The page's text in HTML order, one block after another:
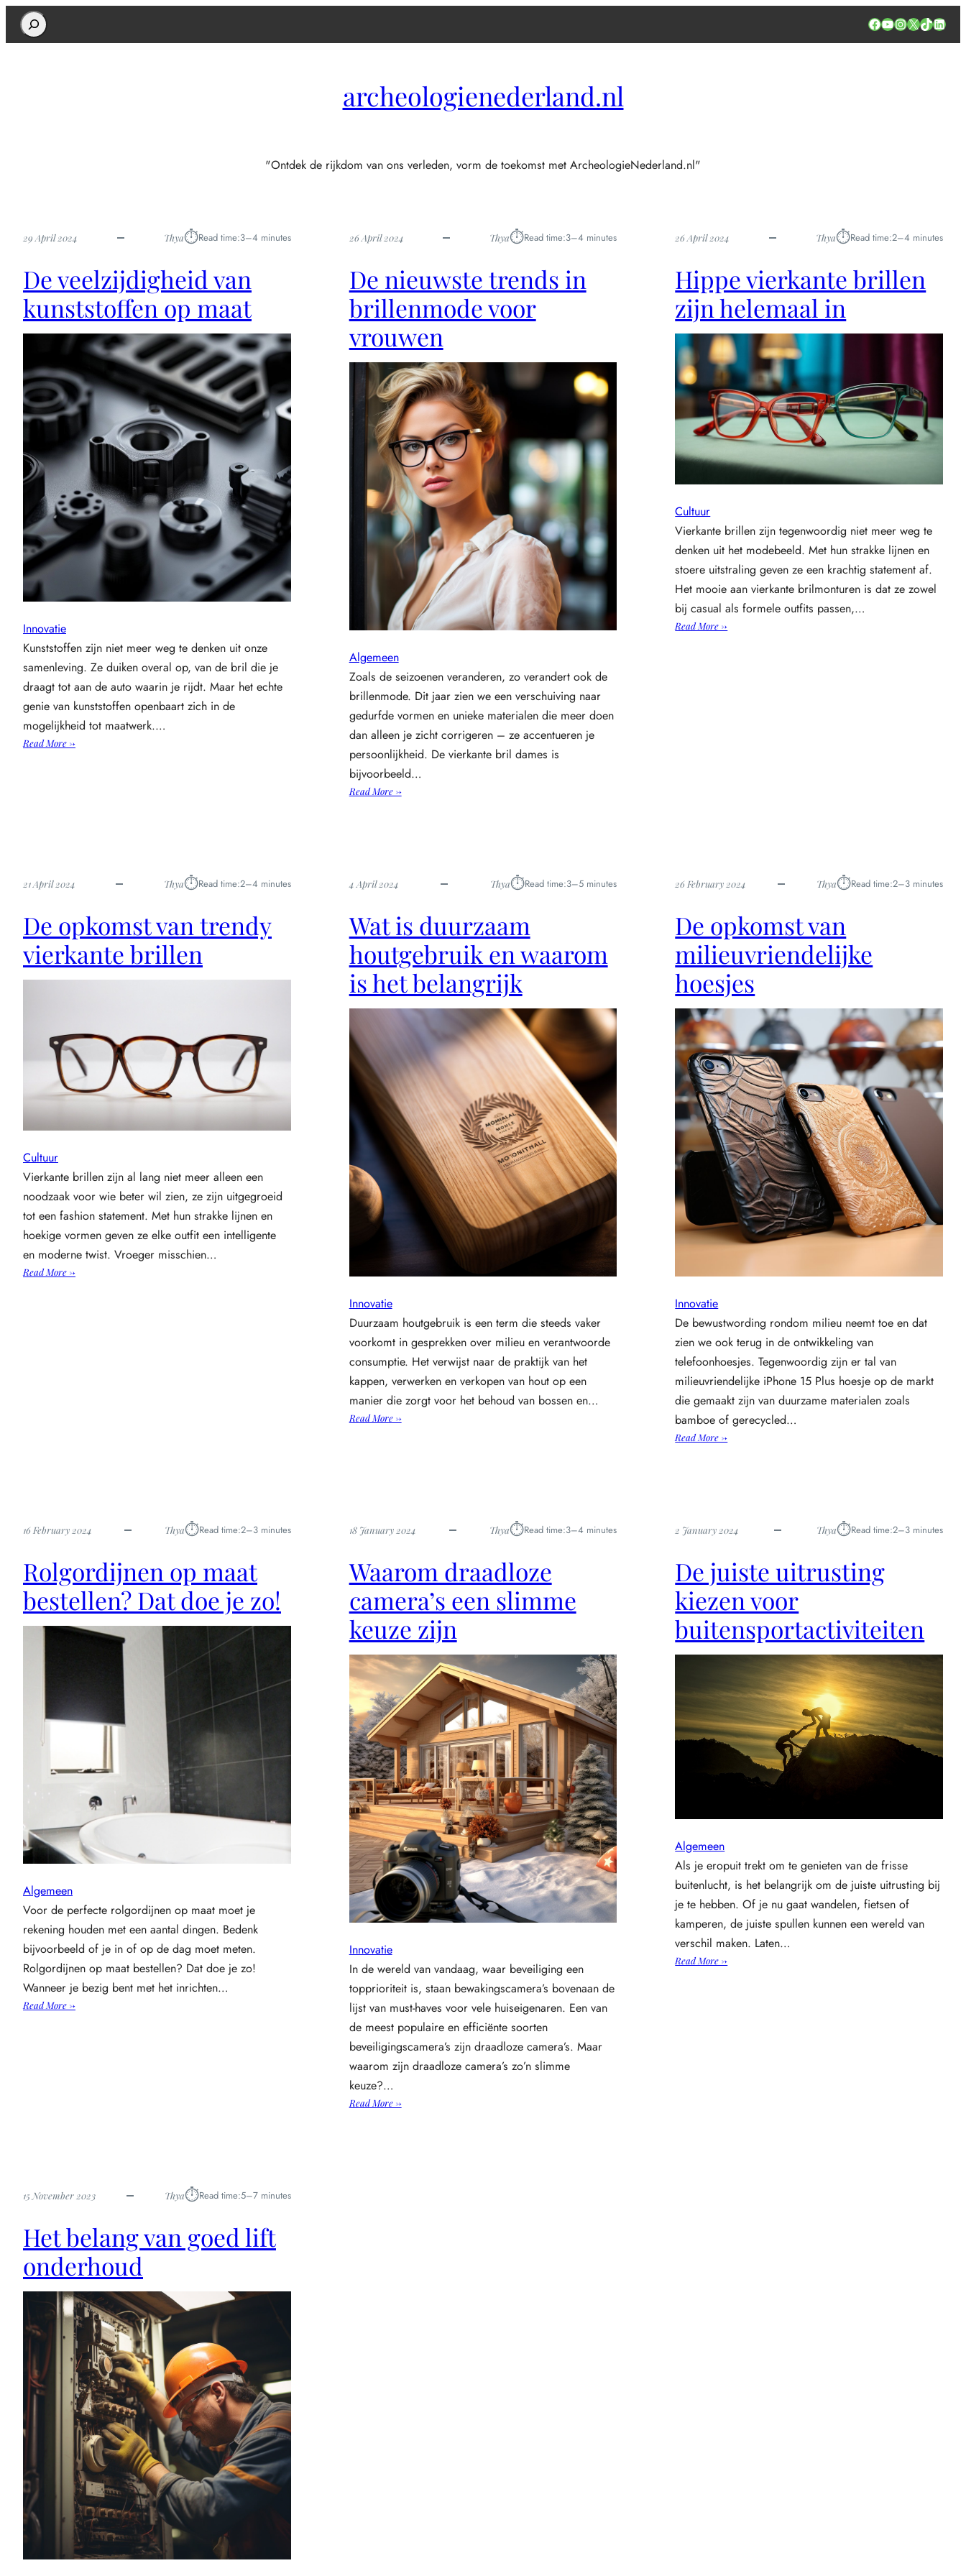
Search Facebook
YouTube
Instagram
X TikTok
archeologienederland.nl
"Ontdek de rijkdom van ons verleden, vorm de toekomst met ArcheologieNederland.nl"
29 April 2024 Thya⏱︎Read time:3–4 minutes
De veelzijdigheid van
kunststoffen op maat
Innovatie
Kunststoffen zijn niet meer weg te denken uit onze
samenleving. Ze duiken overal op, van de bril die je
draagt tot aan de auto waarin je rijdt. Maar het echte
genie van kunststoffen openbaart zich in de
mogelijkheid tot maatwerk.…
Read More →:
26 April 2024 Thya⏱︎Read time:3–4 minutes
De nieuwste trends in
brillenmode voor
vrouwen
Algemeen
Zoals de seizoenen veranderen, zo verandert ook de
brillenmode. Dit jaar zien we een verschuiving naar
gedurfde vormen en unieke materialen die meer doen
dan alleen je zicht corrigeren – ze accentueren je
persoonlijkheid. De vierkante bril dames is
bijvoorbeeld…
Read More →:
26 April 2024 Thya⏱︎Read time:2–4 minutes
Hippe vierkante brillen
zijn helemaal in
Cultuur
Vierkante brillen zijn tegenwoordig niet meer weg te
denken uit het modebeeld. Met hun strakke lijnen en
stoere uitstraling geven ze een krachtig statement af.
Het mooie aan vierkante brilmonturen is dat ze zowel
bij casual als formele outfits passen,…
Read More →:
21 April 2024 Thya⏱︎Read time:2–4 minutes
De opkomst van trendy
vierkante brillen
Cultuur
Vierkante brillen zijn al lang niet meer alleen een
noodzaak voor wie beter wil zien, ze zijn uitgegroeid
tot een fashion statement. Met hun strakke lijnen en
hoekige vormen geven ze elke outfit een intelligente
en moderne twist. Vroeger misschien…
Read More →:
4 April 2024 Thya⏱︎Read time:3–5 minutes
Wat is duurzaam
houtgebruik en waarom
is het belangrijk
Innovatie
Duurzaam houtgebruik is een term die steeds vaker
voorkomt in gesprekken over milieu en verantwoorde
consumptie. Het verwijst naar de praktijk van het
kappen, verwerken en verkopen van hout op een
manier die zorgt voor het behoud van bossen en…
Read More →:
is
26 February 2024 Thya⏱︎Read time:2–3 minutes
De opkomst van
milieuvriendelijke
hoesjes
Innovatie
De bewustwording rondom milieu neemt toe en dat
zien we ook terug in de ontwikkeling van
telefoonhoesjes. Tegenwoordig zijn er tal van
milieuvriendelijke iPhone 15 Plus hoesje op de markt
die gemaakt zijn van duurzame materialen zoals
bamboe of gerecycled…
Read More →:
16 February 2024
Thya⏱︎Read time:2–3 minutes
Rolgordijnen op maat
bestellen? Dat doe je zo!
Algemeen
Voor de perfecte rolgordijnen op maat moet je
rekening houden met een aantal dingen. Bedenk
bijvoorbeeld of je in of op de dag moet meten.
Rolgordijnen op maat bestellen? Dat doe je zo!
Wanneer je bezig bent met het inrichten…
Read More →:
18 January 2024 Thya⏱︎Read time:3–4 minutes
Waarom draadloze
camera’s een slimme
keuze zijn
Innovatie
In de wereld van vandaag, waar beveiliging een
topprioriteit is, staan bewakingscamera’s bovenaan de
lijst van must-haves voor vele huiseigenaren. Een van
de meest populaire en efficiënte soorten
beveiligingscamera’s zijn draadloze camera’s. Maar
waarom zijn draadloze camera’s zo’n slimme
keuze?…
Read More →:
2 January 2024 Thya⏱︎Read time:2–3 minutes
De juiste uitrusting
kiezen voor
buitensportactiviteiten
Algemeen
Als je eropuit trekt om te genieten van de frisse
buitenlucht, is het belangrijk om de juiste uitrusting bij
je te hebben. Of je nu gaat wandelen, fietsen of
kamperen, de juiste spullen kunnen een wereld van
verschil maken. Laten…
Read More →:
15 November 2023 Thya⏱︎Read time:5–7 minutes
Het belang van goed lift
onderhoud